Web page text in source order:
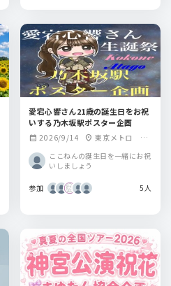
愛宕心響さん21歳の誕生日をお祝
いする乃木坂駅ポスター企画
calendar_month 2026/9/14 location_on 東京メトロ 乃
ここねんの誕生日を一緒にお祝
いしましょう
参加 5人